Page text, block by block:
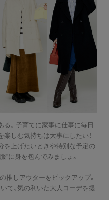
る。子育てに家事に仕事に毎日
しむ気持ちは大事にしたい！
を上げたいときや特別な予定の
”に身を包んでみましょ。
推しアウターをピックアップ。
て、気の利いた大人コーデを提